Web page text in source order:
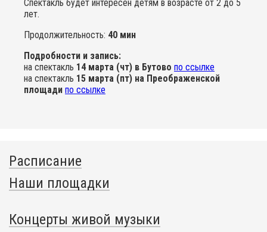
Спектакль будет интересен детям в возрасте от 2 до 5
лет.
Продолжительность: 40 мин
Подробности и запись:
на спектакль 14 марта (чт) в Бутово по ссылке
на спектакль 15 марта (пт) на Преображенской
площади по ссылке
Расписание
Наши площадки
Концерты живой музыки